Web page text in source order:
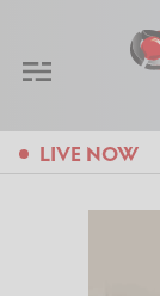
LIVE NOW